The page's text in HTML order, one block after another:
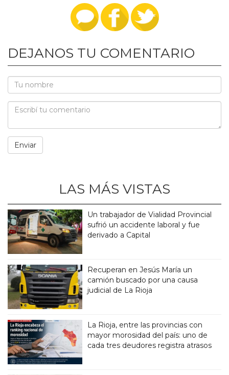
DEJANOS TU COMENTARIO
LAS MÁS VISTAS
Un trabajador de Vialidad Provincial
sufrió un accidente laboral y fue
derivado a Capital
Recuperan en Jesús María un
camión buscado por una causa
judicial de La Rioja
La Rioja, entre las provincias con
mayor morosidad del país: uno de
cada tres deudores registra atrasos